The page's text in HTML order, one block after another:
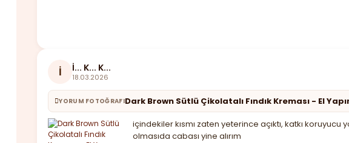
İ İ... K... K...
18.03.2026
YORUM FOTOĞRAFIDark Brown Sütlü Çikolatalı Fındık Kreması - El
içindekiler kısmı zaten yeterince açıktı, katkı
olmasıda cabası yine alırım